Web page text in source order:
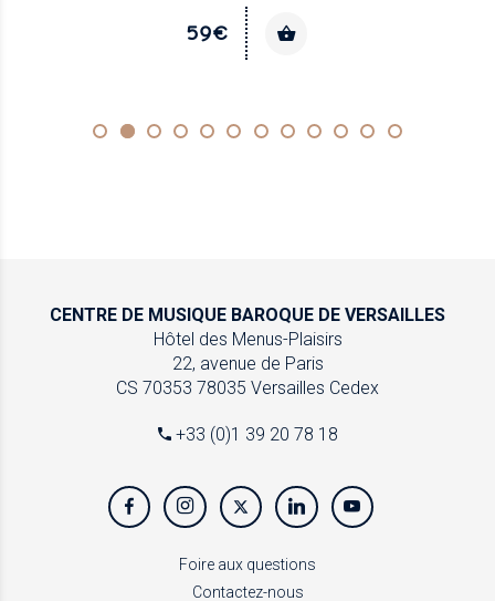
59€
CENTRE DE MUSIQUE BAROQUE DE VERSAILLES
Hôtel des Menus-Plaisirs
22, avenue de Paris
CS 70353 78035 Versailles Cedex
+33 (0)1 39 20 78 18
Foire aux questions
Contactez-nous